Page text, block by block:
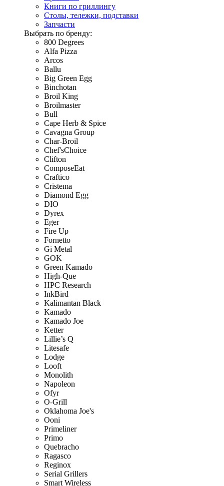
Книги по гриллингу
Столы, тележки, подставки
Запчасти
Выбрать по бренду:
800 Degrees
Alfa Pizza
Arcos
Ballu
Big Green Egg
Binchotan
Broil King
Broilmaster
Bull
Cape Herb & Spice
Cavagna Group
Char-Broil
Chef'sChoice
Clifton
ComposeEat
Craftico
Cristema
Diamond Egg
DIO
Dyrex
Eger
Fire Up
Fornetto
Gi Metal
GOK
Green Kamado
High-Que
HPC Research
InkBird
Kalimantan Black
Kamado
Kamado Joe
Ketter
Lillie’s Q
Litesafe
Lodge
Looft
Monolith
Napoleon
Ofyr
O-Grill
Oklahoma Joe's
Ooni
Primeliner
Primo
Quebracho
Ragasco
Reginox
Serial Grillers
Smart Wireless